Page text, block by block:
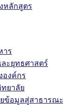
หลักสูตร
าร
ะยุทธศาสตร์
องค์กร
ยาลัย
ยข้อมูลสู่สาธารณะ